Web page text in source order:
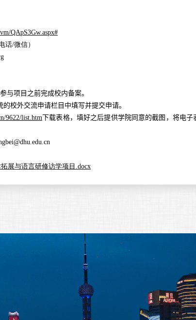
QApS3Gw.aspx#
话/微信）
与项目之前完成校内备案。
校外交流申请栏目中填写并提交申请。
9622/list.htm 下载表格，填好之后提供学院同意的截图，将电
展与语言研修访学项目.docx